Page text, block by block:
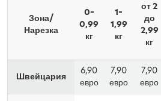
Зона/
Нарезка
0–
0,99
кг
1–
1,99
кг
от 2
до
2,99
кг
Швейцария
6,90
евро
7,90
евро
7,90
евро